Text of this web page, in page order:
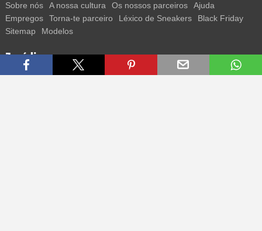
Sobre nós A nossa cultura Os nossos parceiros
Ajuda
Empregos
Torna-te parceiro Léxico de Sneakers
Black Friday
Sitemap
Modelos
Jurídico
Termos Privacidade Impressum Contacto